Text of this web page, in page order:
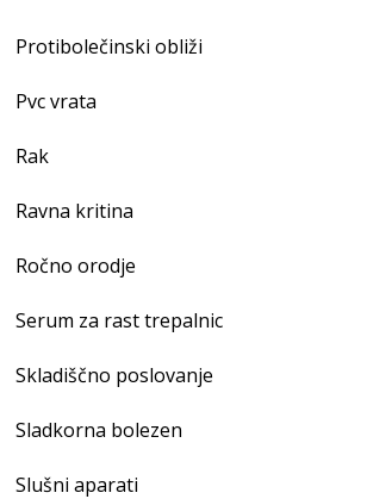
Protibolečinski obliži
Pvc vrata
Rak
Ravna kritina
Ročno orodje
Serum za rast trepalnic
Skladiščno poslovanje
Sladkorna bolezen
Slušni aparati